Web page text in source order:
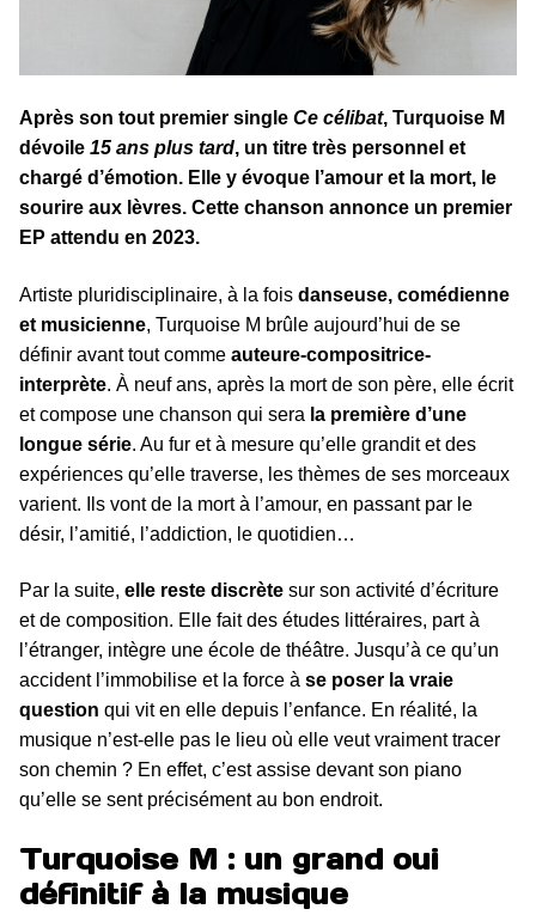
Après son tout premier single Ce célibat, Turquoise M
dévoile 15 ans plus tard, un titre très personnel et
chargé d’émotion. Elle y évoque l’amour et la mort, le
sourire aux lèvres. Cette chanson annonce un premier
EP attendu en 2023.
Artiste pluridisciplinaire, à la fois danseuse, comédienne
et musicienne, Turquoise M brûle aujourd’hui de se
définir avant tout comme auteure-compositrice-
interprète. À neuf ans, après la mort de son père, elle écrit
et compose une chanson qui sera la première d’une
longue série. Au fur et à mesure qu’elle grandit et des
expériences qu’elle traverse, les thèmes de ses morceaux
varient. Ils vont de la mort à l’amour, en passant par le
désir, l’amitié, l’addiction, le quotidien…
Par la suite, elle reste discrète sur son activité d’écriture
et de composition. Elle fait des études littéraires, part à
l’étranger, intègre une école de théâtre. Jusqu’à ce qu’un
accident l’immobilise et la force à se poser la vraie
question qui vit en elle depuis l’enfance. En réalité, la
musique n’est-elle pas le lieu où elle veut vraiment tracer
son chemin ? En effet, c’est assise devant son piano
qu’elle se sent précisément au bon endroit.
Turquoise M : un grand oui
définitif à la musique